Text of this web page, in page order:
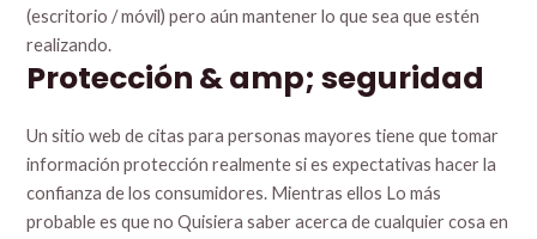
(escritorio / móvil) pero aún mantener lo que sea que estén
realizando.
Protección & amp; seguridad
Un sitio web de citas para personas mayores tiene que tomar
información protección realmente si es expectativas hacer la
confianza de los consumidores. Mientras ellos Lo más
probable es que no Quisiera saber acerca de cualquier cosa en